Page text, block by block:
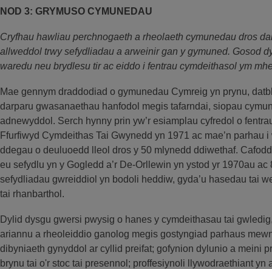
NOD 3: GRYMUSO CYMUNEDAU
Cryfhau hawliau perchnogaeth a rheolaeth cymunedau dros
allweddol trwy sefydliadau a arweinir gan y gymuned. Gosod
waredu neu brydlesu tir ac eiddo i fentrau cymdeithasol ym
Mae gennym draddodiad o gymunedau Cymreig yn prynu,
darparu gwasanaethau hanfodol megis tafarndai, siopau
adnewyddol. Serch hynny prin yw’r esiamplau cyfredol o
Ffurfiwyd Cymdeithas Tai Gwynedd yn 1971 ac mae’n parhau
ddegau o deuluoedd lleol dros y 50 mlynedd ddiwethaf.
eu sefydlu yn y Gogledd a’r De-Orllewin yn ystod yr 1970au ac
sefydliadau gwreiddiol yn bodoli heddiw, gyda’u hasedau tai
tai rhanbarthol.
Dylid dysgu gwersi pwysig o hanes y cymdeithasau tai
ariannu a rheoleiddio ganolog megis gostyngiad parhaus
dibyniaeth gynyddol ar cyllid preifat; gofynion dylunio a meini
brynu tai o'r stoc tai presennol; proffesiynoli llywodraethiant yn